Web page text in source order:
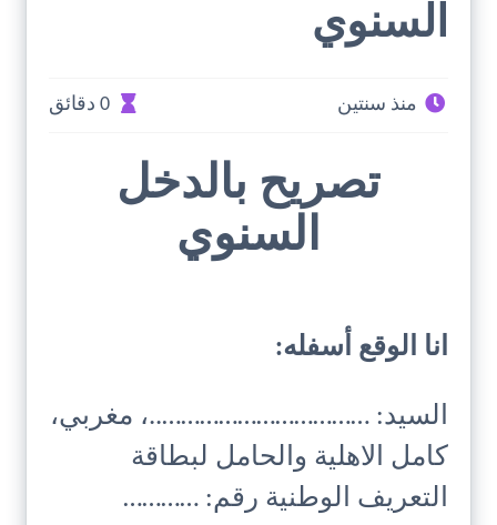
السنوي
منذ سنتين 0 دقائق
تصريح بالدخل
السنوي
انا الوقع أسفله:
السيد: ……………………………..، مغربي،
كامل الاهلية والحامل لبطاقة
التعريف الوطنية رقم: …………